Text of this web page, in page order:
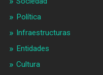
Política
Infraestructuras
Entidades
Cultura